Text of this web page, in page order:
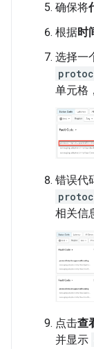
确保将
根据时
选择一
单元格
错误代
相关信
点击查
并显示